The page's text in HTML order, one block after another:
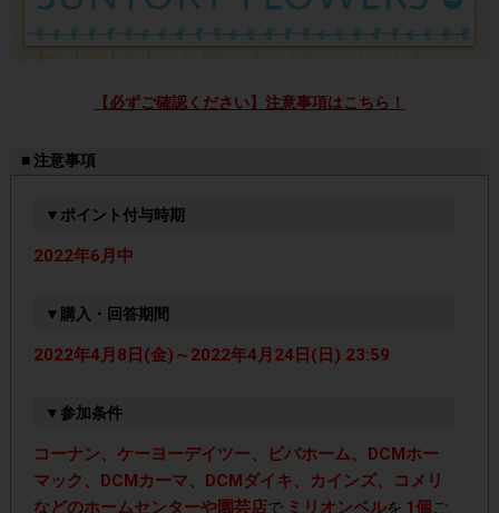
【必ずご確認ください】注意事項はこちら！
■ 注意事項
▼ポイント付与時期
2022年6月中
▼購入・回答期間
2022年4月8日(金)～2022年4月24日(日) 23:59
▼参加条件
コーナン、ケーヨーデイツー、ビバホーム、DCMホー
マック、DCMカーマ、DCMダイキ、カインズ、コメリ
などのホームセンターや園芸店で ミリオンベルを 1個 ご